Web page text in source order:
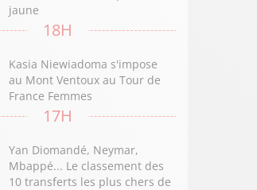
jaune
18H
Kasia Niewiadoma s'impose
au Mont Ventoux au Tour de
France Femmes
17H
Yan Diomandé, Neymar,
Mbappé... Le classement des
10 transferts les plus chers de